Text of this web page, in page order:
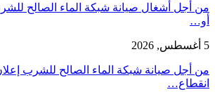
من أجل أشغال صيانة شبكة الماء الصالح
أو…
5 أغسطس, 2026
من أجل صيانة شبكة الماء الصالح للشرب
انقطاع…